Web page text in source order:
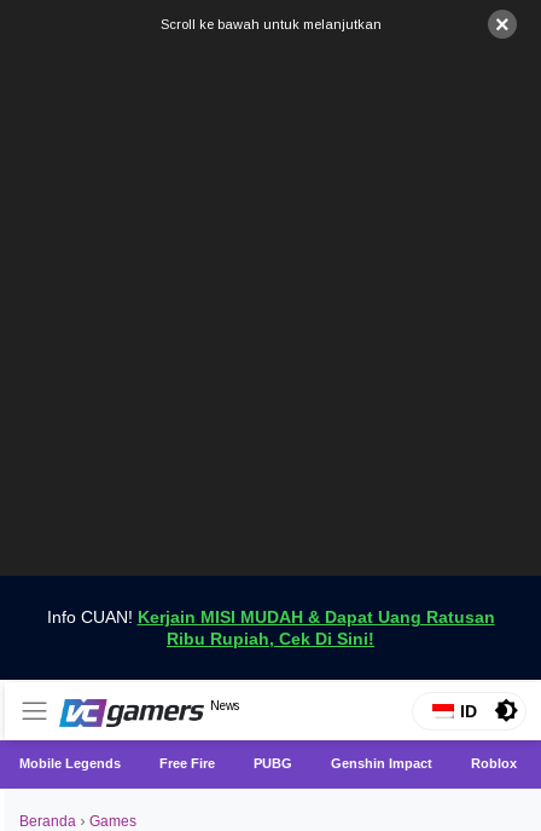
×
Scroll ke bawah untuk melanjutkan
Info CUAN! Kerjain MISI MUDAH & Dapat Uang Ratusan
Ribu Rupiah, Cek Di Sini!
VCGamers News
News
Dapatkan Berita Games Terbaru Hanya di VCGamers
ID
Mobile Legends Free Fire PUBG Genshin Impact Roblox
Beranda › Games